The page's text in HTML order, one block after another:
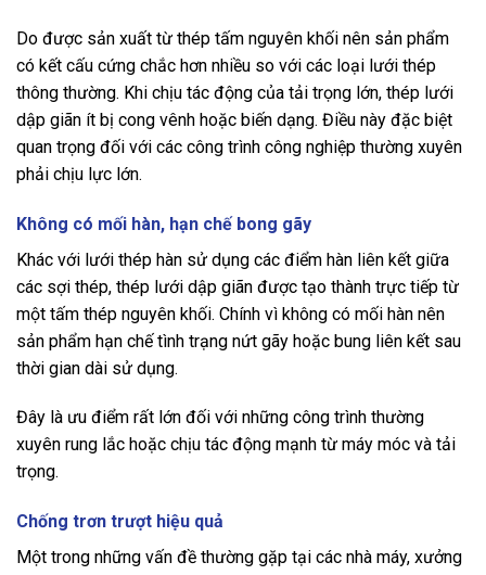
Do được sản xuất từ thép tấm nguyên khối nên sản phẩm
có kết cấu cứng chắc hơn nhiều so với các loại lưới thép
thông thường. Khi chịu tác động của tải trọng lớn, thép lưới
dập giãn ít bị cong vênh hoặc biến dạng. Điều này đặc biệt
quan trọng đối với các công trình công nghiệp thường xuyên
phải chịu lực lớn.
Không có mối hàn, hạn chế bong gãy
Khác với lưới thép hàn sử dụng các điểm hàn liên kết giữa
các sợi thép, thép lưới dập giãn được tạo thành trực tiếp từ
một tấm thép nguyên khối. Chính vì không có mối hàn nên
sản phẩm hạn chế tình trạng nứt gãy hoặc bung liên kết sau
thời gian dài sử dụng.
Đây là ưu điểm rất lớn đối với những công trình thường
xuyên rung lắc hoặc chịu tác động mạnh từ máy móc và tải
trọng.
Chống trơn trượt hiệu quả
Một trong những vấn đề thường gặp tại các nhà máy, xưởng